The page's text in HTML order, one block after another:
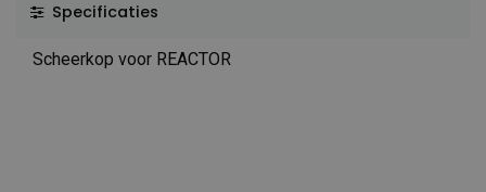
Specificaties
Scheerkop voor REACTOR